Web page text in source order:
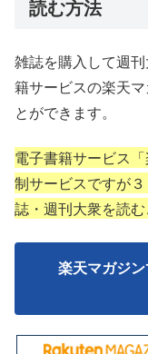
読む方法
雑誌を購入して週
籍サービスの楽天
とができます。
電子書籍サービス
制サービスですが
誌・週刊大衆を読
楽天マガジ